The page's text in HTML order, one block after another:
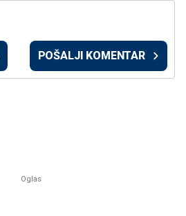
POŠALJI KOMENTAR